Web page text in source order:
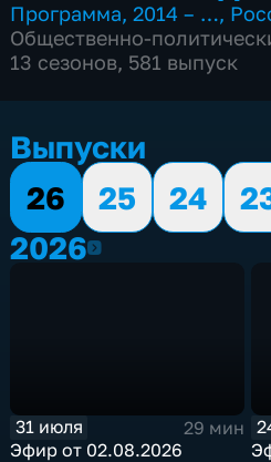
Программа,2014 – …,
Общественно-
13 сезонов, 581 выпуск
Выпуски
26
25 24
20262026
31 июля
29 мин
Эфир от 02.08.2026